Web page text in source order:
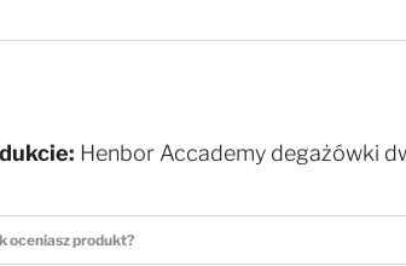
Henbor Accademy degażówki
oceniasz produkt?